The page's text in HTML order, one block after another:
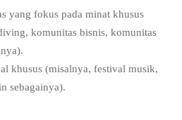
yang fokus pada minat khusus
komunitas bisnis, komunitas
khusus (misalnya, festival musik,
sebagainya).